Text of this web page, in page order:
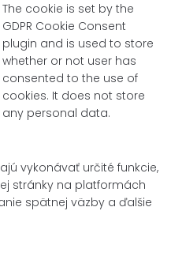
The cookie is set by the
GDPR Cookie Consent
plugin and is used to store
whether or not user has
consented to the use of
cookies. It does not store
any personal data.
vykonávať určité funkcie,
stránky na platformách
spätnej väzby a ďalšie